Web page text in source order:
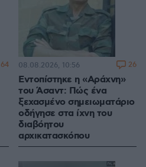
64
Εντοπίστηκε η «Αράχνη»
του Άσαντ: Πώς ένα
ξεχασμένο σημειωματάριο
οδήγησε στα ίχνη του
διαβόητου
αρχικατασκόπου
08.08.2026, 10:56 26